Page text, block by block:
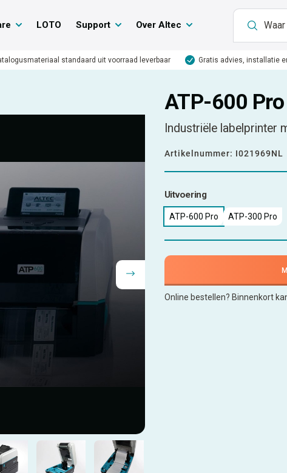
LOTO Support Over Altec
standaard uit voorraad leverbaar Gratis advies, installatie
ATP-600 Pro
Industriële labelprinter
Artikelnummer: I021969NL
Uitvoering
ATP-600 Pro ATP-300 Pro
Online bestellen? Binnenkort